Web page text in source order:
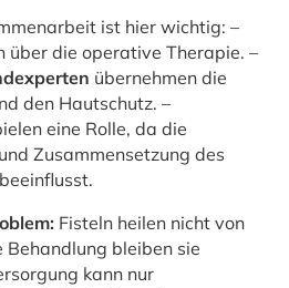
ist hier wichtig: –
über die operative Therapie. –
übernehmen die
den Hautschutz. –
eine Rolle, da die
Zusammensetzung des
Fisteln heilen nicht von
bleiben sie
kann nur